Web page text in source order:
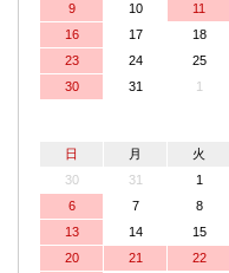
9
10 11
16
17 18
23
24 25
30
31 1
日 月 火
30
31 1
6
7 8
13
14 15
20
21 22